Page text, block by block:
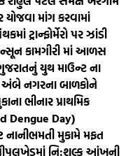
માંગ કરવામાં
ટ્રાન્ફોર્મેરો પર ઝાંડી
કામગીરી માં આળસ
યુથ માઉન્ટ ના
અંબે નગરના બાળકોને
ભીનાર પ્રાથમિક
Dengue Day)
નાનીભમતી મુકામે મફત
નિ:શુલ્ક આંખની